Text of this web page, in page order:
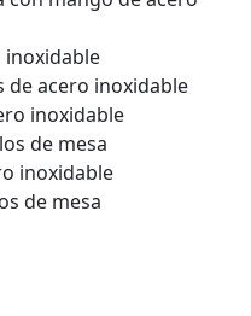
inoxidable
de acero inoxidable
inoxidable
de mesa
inoxidable
de mesa